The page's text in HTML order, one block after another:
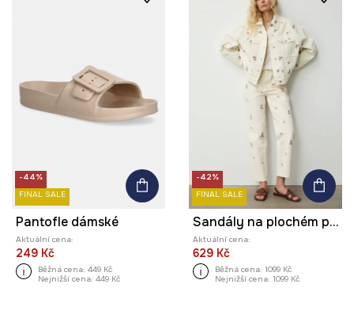
-44%
FINAL SALE
Pantofle dámské
Aktuální cena:
249 Kč
Běžná cena: 449 Kč
Nejnižší cena: 449 Kč
-42%
FINAL SALE
Sandály na plochém podpatku dámské kožené
Aktuální cena:
629 Kč
Běžná cena: 1099 Kč
Nejnižší cena: 1099 Kč